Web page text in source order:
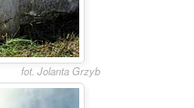
fot. Jolanta Grzyb